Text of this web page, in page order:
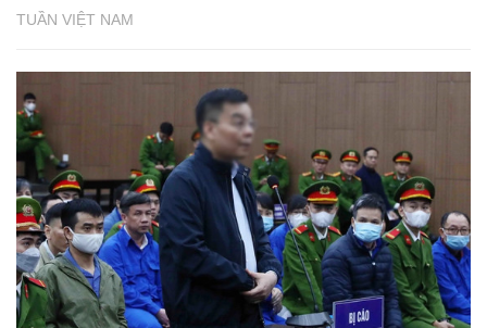
TUẦN VIỆT NAM